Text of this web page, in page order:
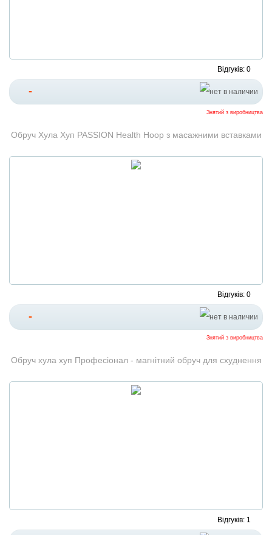
Відгуків: 0
-
Знятий з виробництва
Обруч Хула Хуп PASSION Health Hoop з масажними вставками
Відгуків: 0
-
Знятий з виробництва
Обруч хула хуп Професіонал - магнітний обруч для схуднення
Відгуків: 1